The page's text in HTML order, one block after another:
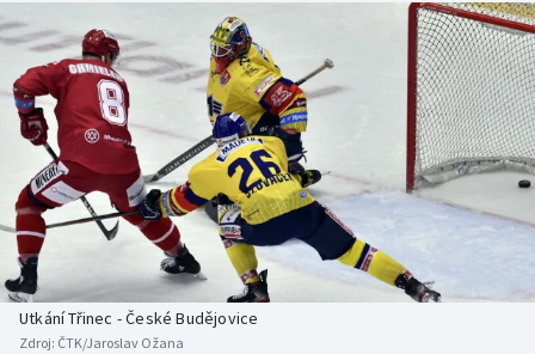
Cyklistika
DALŠÍ SPORTY
Americký fotbal
Baseball a softbal
Biatlon
NEPŘEHLÉDNĚTE
Soutěže
Historické návraty
Aplikace ČT sport
Utkání Třinec - České Budějovice
Zdroj: ČTK/Jaroslav Ožana